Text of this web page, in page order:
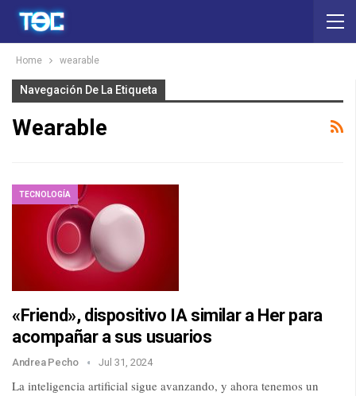
Home wearable
Navegación De La Etiqueta
Wearable
TECNOLOGÍA
«Friend», dispositivo IA similar a Her para
acompañar a sus usuarios
Andrea Pecho Jul 31, 2024
La inteligencia artificial sigue avanzando, y ahora tenemos un